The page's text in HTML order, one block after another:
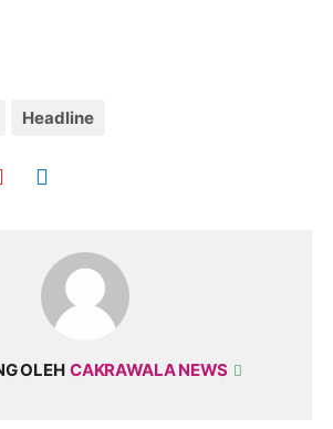
Headline
OLEH CAKRAWALA NEWS